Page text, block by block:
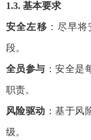
1.3. 基本要求
安全左移 ：尽早
段。
全员参与 ：安全是
职责。
风险驱动 ：基于风
级。